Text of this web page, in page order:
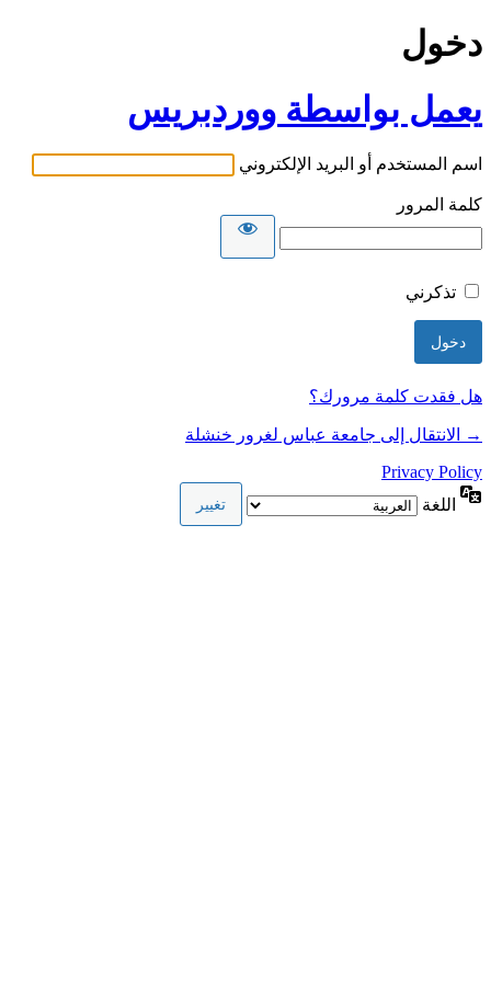
دخول
يعمل بواسطة ووردبريس
اسم المستخدم أو البريد الإلكتروني
كلمة المرور
تذكرني
هل فقدت كلمة مرورك؟
→ الانتقال إلى جامعة عباس لغرور خنشلة
Privacy Policy
اللغة